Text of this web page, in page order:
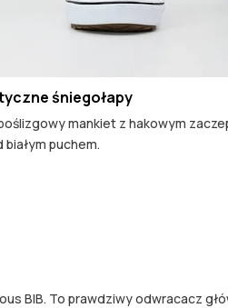
śniegołapy
mankiet z hakowym
białym puchem.
BIB. To prawdziwy odwracacz